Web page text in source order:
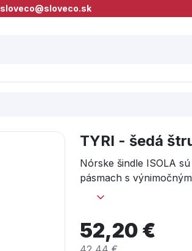
sloveco@sloveco.sk
TYRI - šedá
Nórske šindle ISOLA
pásmach s
-20°C a bod tečenia cez
52,20 €